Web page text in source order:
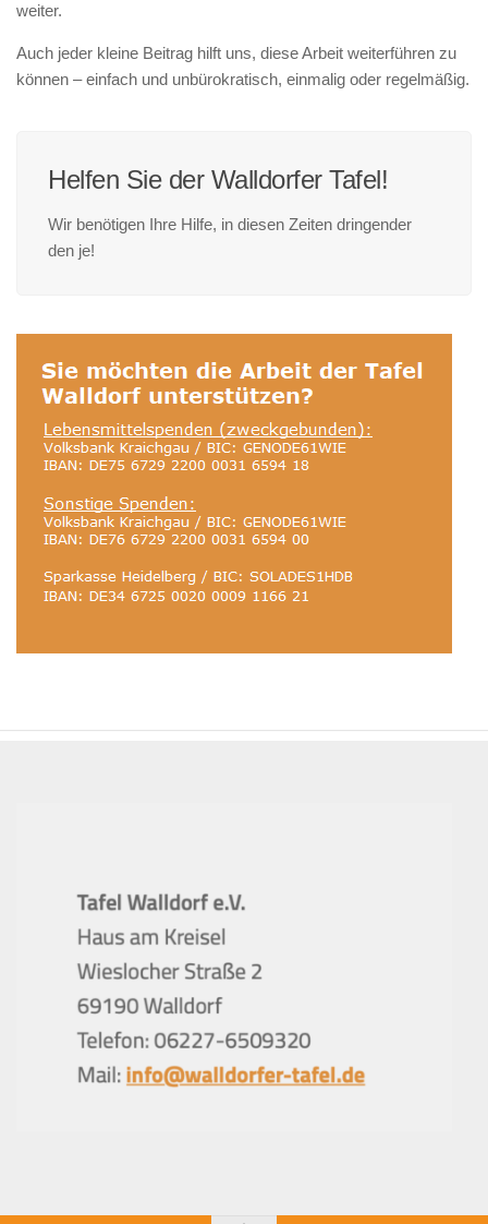
weiter.
Auch jeder kleine Beitrag hilft uns, diese Arbeit weiterführen zu
können – einfach und unbürokratisch, einmalig oder regelmäßig.
Helfen Sie der Walldorfer Tafel!
Wir benötigen Ihre Hilfe, in diesen Zeiten dringender
den je!